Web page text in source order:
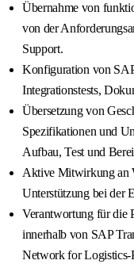
Übernahme von
von der
Support.
Konfiguration von
Integrationstests,
Übersetzung von
Spezifikationen und
Aufbau, Test und
Aktive Mitwirkung an
Unterstützung bei der
Verantwortung für die
innerhalb von SAP
Network for Logistics-